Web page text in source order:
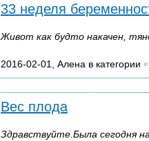
33 неделя
Живот как будто накачен,
2016-02-01, Алена в категории «
Вес плода
Здравствуйте.Была сегодня